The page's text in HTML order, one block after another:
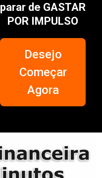
parar de GASTAR
POR IMPULSO
Desejo
Começar
Agora